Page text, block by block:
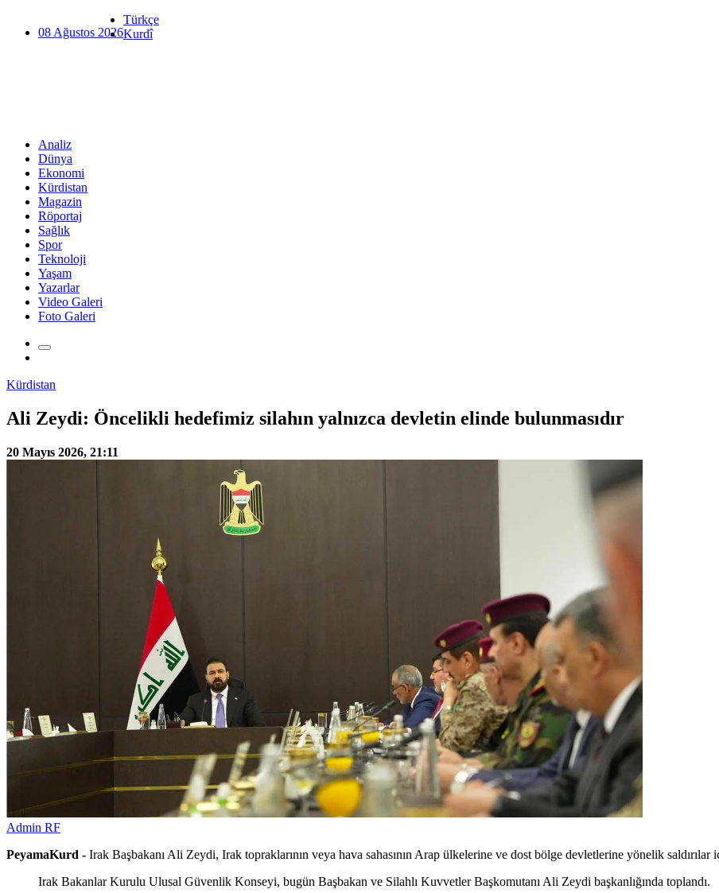
08 Ağustos 2026
Türkçe
Kurdî
Analiz
Dünya
Ekonomi
Kürdistan
Magazin
Röportaj
Sağlık
Spor
Teknoloji
Yaşam
Yazarlar
Video Galeri
Foto Galeri
Kürdistan
Ali Zeydi: Öncelikli hedefimiz silahın yalnızca devletin elinde bulunmasıdır
20 Mayıs 2026, 21:11
Admin RF
PeyamaKurd - Irak Başbakanı Ali Zeydi, Irak topraklarının veya hava sahasının Arap ülkelerine ve dost bölge devletlerine yönelik
Irak Bakanlar Kurulu Ulusal Güvenlik Konseyi, bugün Başbakan ve Silahlı Kuvvetler Başkomutanı Ali Zeydi başkanlığında toplandı.